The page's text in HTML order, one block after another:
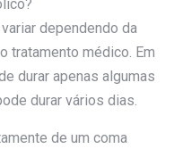
dependendo da
tratamento médico. Em
durar apenas algumas
durar vários dias.
de um coma